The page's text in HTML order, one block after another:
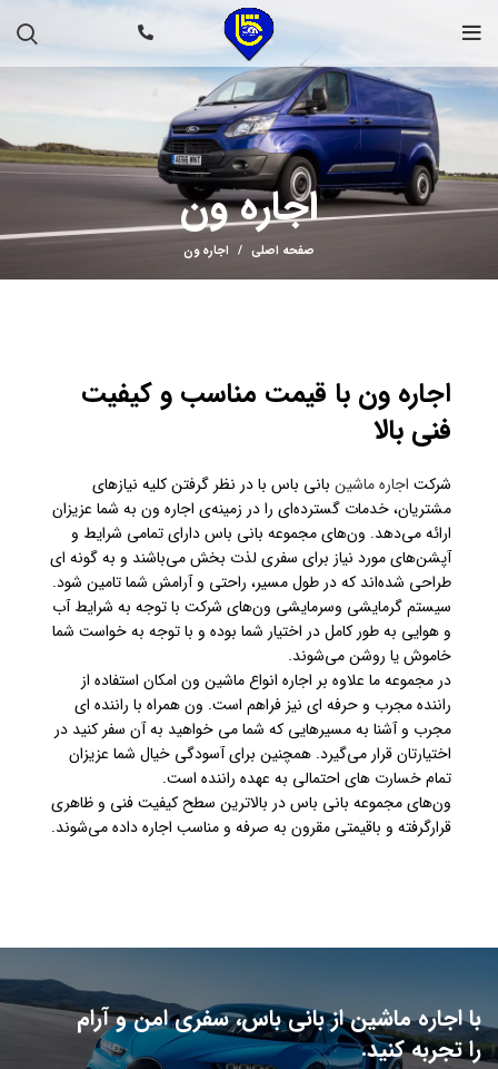
اجاره ون
صفحه اصلی اجاره ون
اجاره ون با قیمت مناسب و کیفیت
فنی بالا
شرکت اجاره ماشین بانی باس با در نظر گرفتن کلیه نیازهای
مشتریان، خدمات گسترده‌ای را در زمینه‌ی اجاره ون به شما عزیزان
ارائه می‌دهد. ون‌های مجموعه بانی باس دارای تمامی شرایط و
آپشن‌های مورد نیاز برای سفری لذت بخش می‌باشند و به گونه ای
طراحی شده‌اند که در طول مسیر، راحتی و آرامش شما تامین شود.
سیستم گرمایشی وسرمایشی ون‌های شرکت با توجه به شرایط آب
و هوایی به طور کامل در اختیار شما بوده و با توجه به خواست شما
خاموش یا روشن می‌شوند.
در مجموعه ما علاوه بر اجاره انواع ماشین ون امکان استفاده از
راننده مجرب و حرفه ای نیز فراهم است. ون همراه با راننده ای
مجرب و آشنا به مسیرهایی که شما می خواهید به آن سفر کنید در
اختیارتان قرار می‌گیرد. همچنین برای آسودگی خیال شما عزیزان
تمام خسارت های احتمالی به عهده راننده است.
ون‌های مجموعه بانی باس در بالاترین سطح کیفیت فنی و ظاهری
قرارگرفته و باقیمتی مقرون به صرفه و مناسب اجاره داده می‌شوند.
با اجاره ماشین از بانی باس، سفری امن و آرام
را تجربه کنید.